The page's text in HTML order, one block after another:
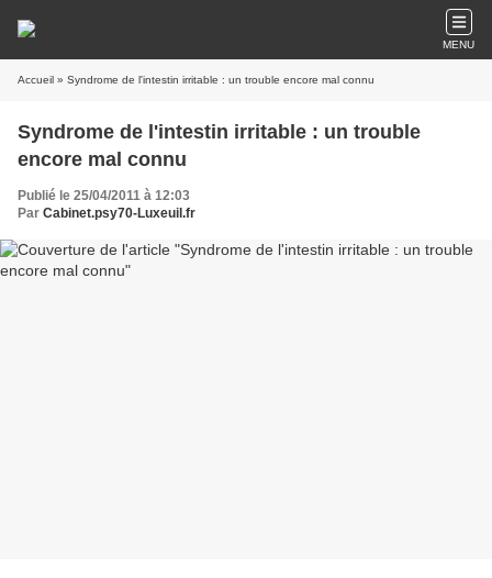
MENU
Accueil » Syndrome de l'intestin irritable : un trouble encore mal connu
Syndrome de l'intestin irritable : un trouble
encore mal connu
Publié le 25/04/2011 à 12:03
Par Cabinet.psy70-Luxeuil.fr